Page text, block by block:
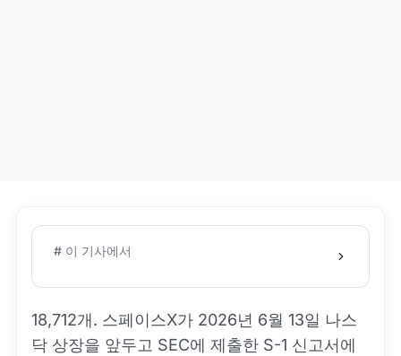
# 이 기사에서
18,712개. 스페이스X가 2026년 6월 13일 나스
닥 상장을 앞두고 SEC에 제출한 S-1 신고서에